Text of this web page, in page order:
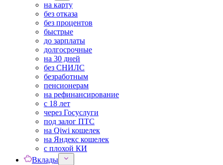
на карту
без отказа
без процентов
быстрые
до зарплаты
долгосрочные
на 30 дней
без СНИЛС
безработным
пенсионерам
на рефинансирование
с 18 лет
через Госуслуги
под залог ПТС
на Qiwi кошелек
на Яндекс кошелек
с плохой КИ
Вклады